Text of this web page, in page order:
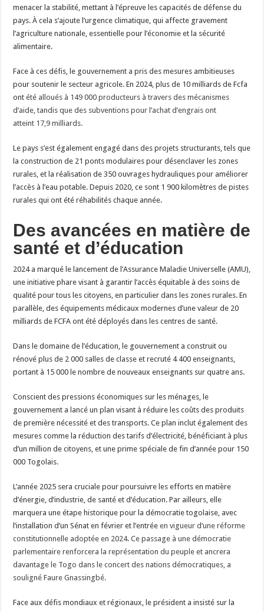
menacer la stabilité, mettant à l’épreuve les capacités de défense du
pays. À cela s’ajoute l’urgence climatique, qui affecte gravement
l’agriculture nationale, essentielle pour l’économie et la sécurité
alimentaire.
Face à ces défis, le gouvernement a pris des mesures ambitieuses
pour soutenir le secteur agricole. En 2024, plus de 10 milliards de Fcfa
ontété alloués à 149 000 producteurs à travers des mécanismes
d’aide, tandis que des subventions pour l’achat d’engrais ont
atteint 17,9 milliards.
Le pays s’est également engagé dans des projets structurants, tels que
la construction de 21 ponts modulaires pour désenclaver les zones
rurales, et la réalisation de 350 ouvrages hydrauliques pour améliorer
l’accès à l’eau potable. Depuis 2020, ce sont 1 900 kilomètres de pistes
rurales qui ont été réhabilités chaque année.
Des avancées en matière de
santé et d’éducation
2024 a marqué le lancement de l’Assurance Maladie Universelle (AMU),
une initiative phare visant à garantir l’accès équitable à des soins de
qualité pour tous les citoyens, en particulier dans les zones rurales. En
parallèle, des équipements médicaux modernes d’une valeur de 20
milliards de FCFA ont été déployés dans les centres de santé.
Dans le domaine de l’éducation, le gouvernement a construit ou
rénové plus de 2 000 salles de classe et recruté 4 400 enseignants,
portant à 15 000 le nombre de nouveaux enseignants sur quatre ans.
Conscient des pressions économiques sur les ménages, le
gouvernement a lancé un plan visant à réduire les coûts des produits
de première nécessité et des transports. Ce plan inclut également des
mesures comme la réduction des tarifs d’électricité, bénéficiant à plus
d’un million de citoyens, et une prime spéciale de fin d’année pour 150
000 Togolais.
L’année 2025 sera cruciale pour poursuivre les efforts en matière
d’énergie, d’industrie, de santé et d’éducation. Par ailleurs, elle
marquera une étape historique pour la démocratie togolaise, avec
l’installation d’un Sénat en février et l’entrée en vigueur d’une réforme
constitutionnelle adoptée en 2024. Ce passage à une démocratie
parlementaire renforcera la représentation du peuple et ancrera
davantage le Togo dans le concert des nations démocratiques, a
souligné Faure Gnassingbé.
Face aux défis mondiaux et régionaux, le président a insisté sur la